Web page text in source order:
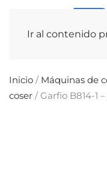
Ir al contenido
Inicio / Máquinas de
coser / Garfio B814-1